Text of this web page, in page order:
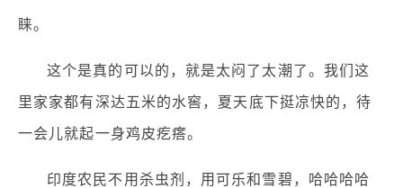
睐。
这个是真的可以的，就是太闷了太潮了。我们这
里家家都有深达五米的水窖，夏天底下挺凉快的，待
一会儿就起一身鸡皮疙瘩。
印度农民不用杀虫剂，用可乐和雪碧，哈哈哈哈